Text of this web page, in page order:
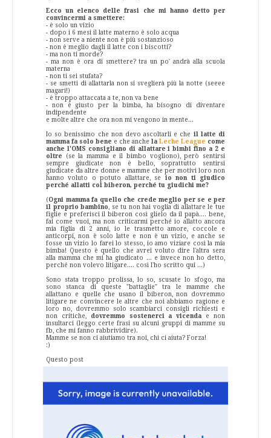
Ecco un elenco delle frasi che mi hanno detto per
convincermi a smettere:
- è solo un vizio
- dopo i 6 mesi il latte materno è solo acqua
- non serve a niente non è più sostanzioso
- non è meglio dagli il latte con i biscotti?
- ma non ti morde?
- ma non è ora di smettere? tra un po' andrà alla scuola
materna
- non ti sei stufata?
- se smetti di allattarla non si sveglierà più la notte (seeee
magari!)
- è troppo attaccata a te, non va bene
- non è giusto per la bimba, ha bisogno di diventare
indipendente
e molte altre che ora non mi vengono in mente...
Io so benissimo che non devo ascoltarli e che il latte di
mamma fa solo bene e che anche la Leche League come
anche l'OMS consigliano di allattare i bimbi fino a 2 e
oltre (se la mamma e il bimbo vogliono), però sentirsi
sempre giudicate non è bello, soprattutto sentirsi
giudicate da altre donne e mamme che per motivi loro non
hanno voluto o potuto allattare, se io non ti giudico
perché allatti col biberon, perché tu giudichi me?
(Ogni mamma fa quello che crede meglio per se e per
il proprio bambino , se tu non hai voglia di allattare le tue
figlie e preferisci il biberon così glielo da il papà.... bene,
fai come vuoi, ma non criticarmi perché io allatto ancora
mia figlia di 2 anni, io le trasmetto amore, coccole e
anticorpi, non è solo latte e non è un vizio, e anche se
fosse un vizio lo farei lo stesso, io amo viziare così la mia
bimba! Questo è quello che avrei voluto dire l'altra sera
alla mamma che mi ha giudicato ... e invece non ho detto,
perché non volevo litigare.... così l'ho scritto qui ...)
Sono stata troppo prolissa, lo so, scusate lo sfogo, ma
sono stanca di queste "battaglie" tra le mamme che
allattano e quelle che usano il biberon, non dovremmo
litigare ne convincere le altre che noi abbiamo ragione e
loro no, dovremmo solo scambiarci consigli richiesti e
non critiche,
dovremmo sostenerci a vicenda e non
insultarci (leggo certe frasi su alcuni gruppi di mamme su
fb, che mi fanno rabbrividire).
Mamme se non ci aiutiamo tra noi, chi ci aiuta? Forza!
:)
Questo post